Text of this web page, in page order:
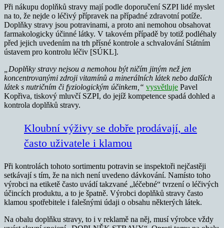
Při nákupu doplňků stravy mají podle doporučení SZPI lidé myslet
na to, že nejde o léčivý přípravek na případné zdravotní potíže.
Doplňky stravy jsou potravinami, a proto ani nemohou obsahovat
farmakologicky účinné látky. V takovém případě by totiž podléhaly
před jejich uvedením na trh přísné kontrole a schvalování Státním
ústavem pro kontrolu léčiv [SÚKL].
„Doplňky stravy nejsou a nemohou být ničím jiným než jen
koncentrovanými zdroji vitamínů a minerálních látek nebo dalších
látek s nutričním či fyziologickým účinkem,“ vysvětluje Pavel
Kopřiva, tiskový mluvčí SZPI, do jejíž kompetence spadá dohled a
kontrola doplňků stravy.
Kloubní výživy se dobře prodávají, ale
často uživatele i klamou
Při kontrolách tohoto sortimentu potravin se inspektoři nejčastěji
setkávají s tím, že na nich není uvedeno dávkování. Namísto toho
výrobci na etiketě často uvádí takzvané „léčebné“ tvrzení o léčivých
účincích produktu, a to je špatně. Výrobci doplňků stravy často
klamou spotřebitele i falešnými údaji o obsahu některých látek.
Na obalu doplňku stravy, to i v reklamě na něj, musí výrobce vždy